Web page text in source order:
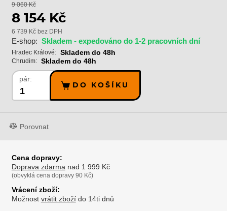
9 060 Kč
8 154 Kč
6 739 Kč bez DPH
E-shop: Skladem - expedováno do 1-2 pracovních dní
Hradec Králové: Skladem do 48h
Chrudim: Skladem do 48h
pár:
DO KOŠÍKU
Porovnat
Cena dopravy:
Doprava zdarma nad 1 999 Kč
(obvyklá cena dopravy 90 Kč)
Vrácení zboží:
Možnost vrátit zbožído 14ti dnů